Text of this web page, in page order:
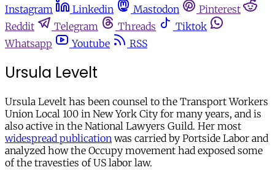
Instagram
Linkedin Mastodon
Pinterest
Reddit
Telegram Threads
Tiktok
Whatsapp
Youtube RSS
Ursula Levelt
Ursula Levelt has been counsel to the Transport Workers
Union Local 100 in New York City for many years, and is
also active in the National Lawyers Guild. Her most
widespread publication was carried by Portside Labor and
analyzed how the Occupy movement had exposed some
of the travesties of US labor law.